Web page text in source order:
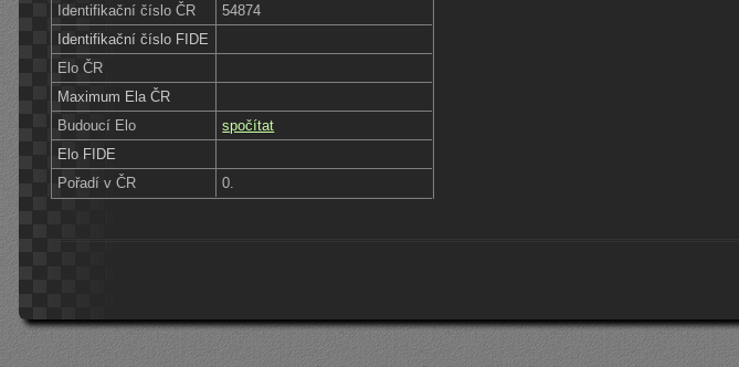
Identifikační číslo ČR
54874
Identifikační číslo FIDE
Elo ČR
Maximum Ela ČR
Budoucí Elo
spočítat
Elo FIDE
Pořadí v ČR
0.